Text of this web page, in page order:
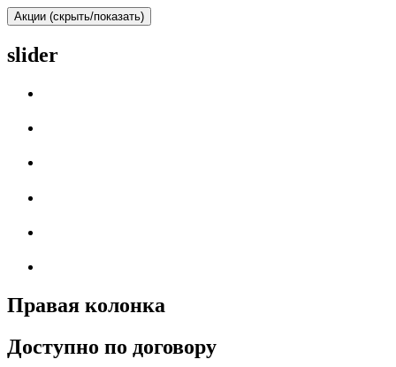
Акции (скрыть/показать)
slider
Правая колонка
Доступно по договору